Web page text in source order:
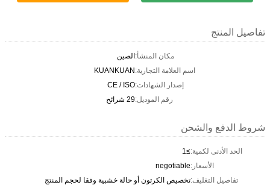
تفاصيل المنتج
مكان المنشأ:الصين
اسم العلامة التجارية:KUANKUAN
إصدار الشهادات:CE / ISO
رقم الموديل:29 شرائح
شروط الدفع والشحن
الحد الأدنى لكمية:≥1
الأسعار:negotiable
تفاصيل التغليف:تخصيص الكرتون أو حالة خشبية وفقا لحجم المنتج